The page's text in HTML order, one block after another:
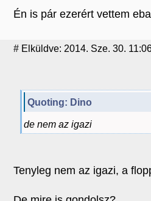
Én is pár ezerért vettem
# Elküldve: 2014. Sze. 30.
Quoting: Dino
de nem az igazi
Tenyleg nem az igazi, a